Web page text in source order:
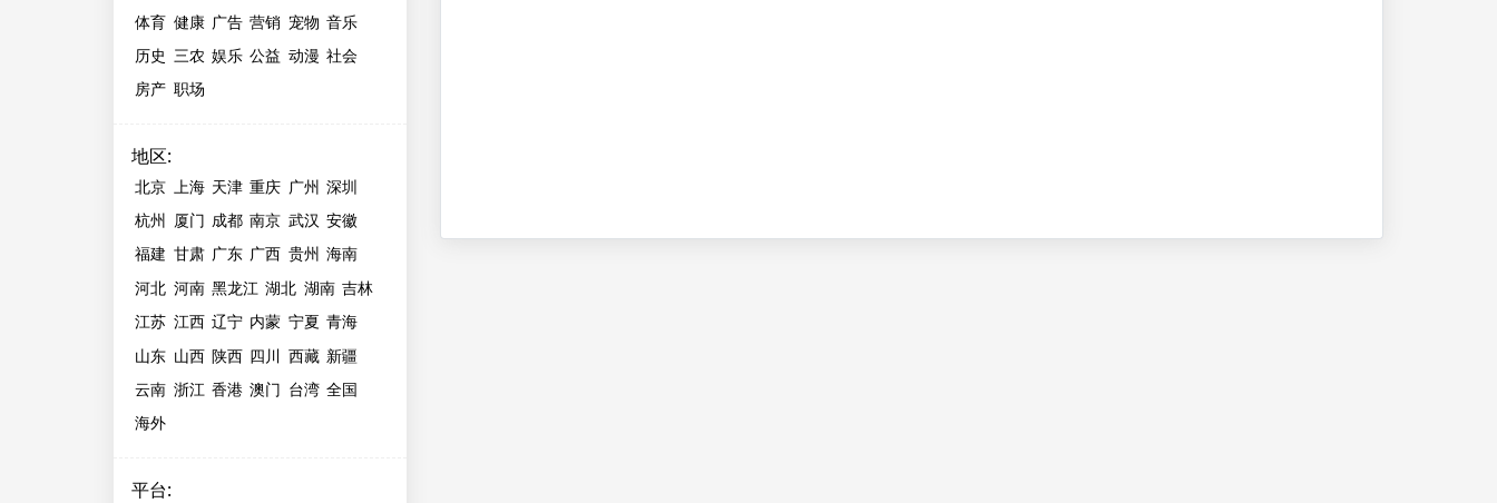
体育 健康 广告 营销 宠物 音乐
历史 三农 娱乐 公益 动漫 社会
房产 职场
地区:
北京 上海 天津 重庆 广州 深圳
杭州 厦门 成都 南京 武汉 安徽
福建 甘肃 广东 广西 贵州 海南
河北 河南 黑龙江 湖北 湖南 吉林
江苏 江西 辽宁 内蒙 宁夏 青海
山东 山西 陕西 四川 西藏 新疆
云南 浙江 香港 澳门 台湾 全国
海外
平台: